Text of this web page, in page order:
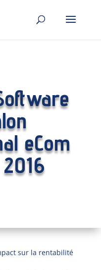
eCom
sur la rentabilité